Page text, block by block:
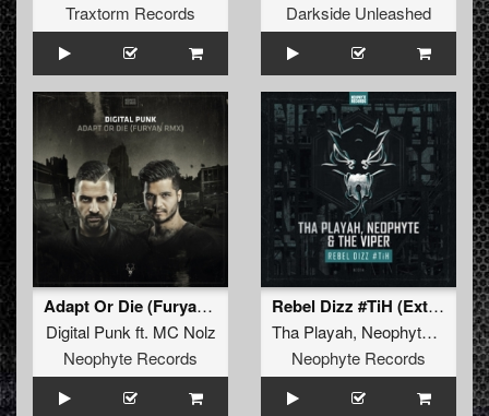
Traxtorm Records
Darkside Unleashed
Adapt Or Die (Furyan Remix)
Digital Punk ft. MC Nolz
Neophyte Records
Rebel Dizz #TiH (Extended Mix)
Tha Playah, Neophyte and
Neophyte Records